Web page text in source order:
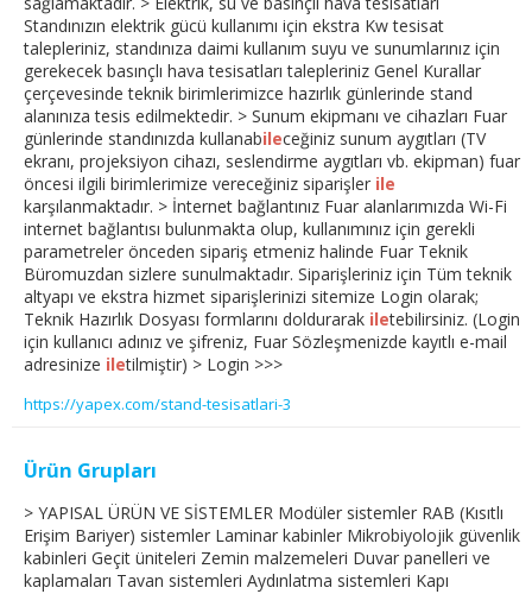
Standınızın elektrik gücü kullanımı için ekstra Kw tesisat
talepleriniz, standınıza daimi kullanım suyu ve sunumlarınız için
gerekecek basınçlı hava tesisatları talepleriniz Genel Kurallar
çerçevesinde teknik birimlerimizce hazırlık günlerinde stand
alanınıza tesis edilmektedir. > Sunum ekipmanı ve cihazları Fuar
günlerinde standınızda kullanabileceğiniz sunum aygıtları (TV
ekranı, projeksiyon cihazı, seslendirme aygıtları vb. ekipman) fuar
öncesi ilgili birimlerimize vereceğiniz siparişler ile
karşılanmaktadır. > İnternet bağlantınız Fuar alanlarımızda Wi-Fi
internet bağlantısı bulunmakta olup, kullanımınız için gerekli
parametreler önceden sipariş etmeniz halinde Fuar Teknik
Büromuzdan sizlere sunulmaktadır. Siparişleriniz için Tüm teknik
altyapı ve ekstra hizmet siparişlerinizi sitemize Login olarak;
Teknik Hazırlık Dosyası formlarını doldurarak iletebilirsiniz. (Login
için kullanıcı adınız ve şifreniz, Fuar Sözleşmenizde kayıtlı e-mail
adresinize iletilmiştir) > Login >>>
https://yapex.com/stand-tesisatlari-3
Ürün Grupları
> YAPISAL ÜRÜN VE SİSTEMLER Modüler sistemler RAB (Kısıtlı
Erişim Bariyer) sistemler Laminar kabinler Mikrobiyolojik güvenlik
kabinleri Geçit üniteleri Zemin malzemeleri Duvar panelleri ve
kaplamaları Tavan sistemleri Aydınlatma sistemleri Kapı